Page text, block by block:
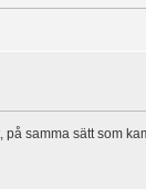
samma sätt som